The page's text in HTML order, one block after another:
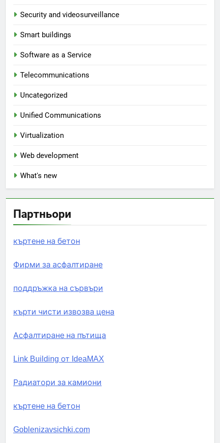
Security and videosurveillance
Smart buildings
Software as a Service
Telecommunications
Uncategorized
Unified Communications
Virtualization
Web development
What's new
Партньори
къртене на бетон
Фирми за асфалтиране
поддръжка на сървъри
кърти чисти извозва цена
Асфалтиране на пътища
Link Building от IdeaMAX
Радиатори за камиони
къртене на бетон
Goblenizavsichki.com